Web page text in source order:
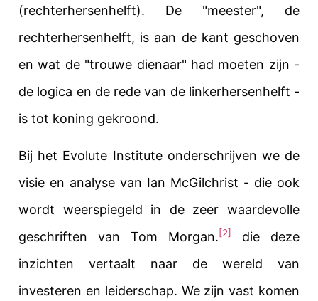
(rechterhersenhelft). De "meester", de
rechterhersenhelft, is aan de kant geschoven
en wat de "trouwe dienaar" had moeten zijn -
de logica en de rede van de linkerhersenhelft -
is tot koning gekroond.
Bij het Evolute Institute onderschrijven we de
visie en analyse van Ian McGilchrist - die ook
wordt weerspiegeld in de zeer waardevolle
geschriften van Tom Morgan.[2]
die deze
inzichten vertaalt naar de wereld van
investeren en leiderschap. We zijn vast komen